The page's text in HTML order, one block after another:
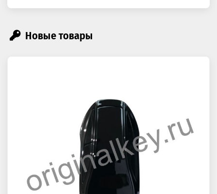
Новые товары